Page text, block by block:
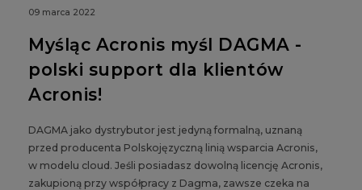
09 marca 2022
Myśląc Acronis myśl DAGMA -
polski support dla klientów
Acronis!
DAGMA jako dystrybutor jest jedyną formalną, uznaną
przed producenta Polskojęzyczną linią wsparcia Acronis,
w modelu cloud. Jeśli posiadasz dowolną licencję Acronis,
zakupioną przy współpracy z Dagma, zawsze czeka na